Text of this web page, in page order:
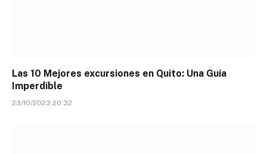
Las 10 Mejores excursiones en Quito: Una Guía
Imperdible
23/10/2023 20:32